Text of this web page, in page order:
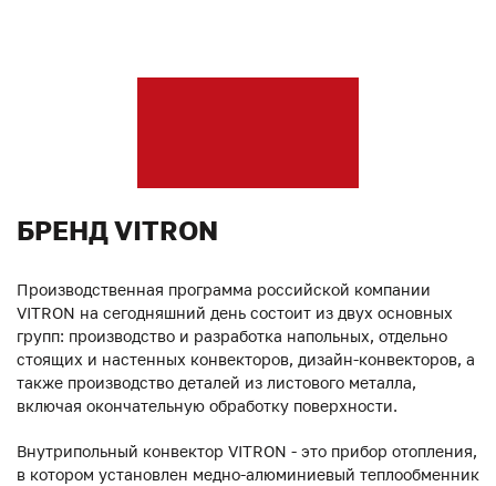
БРЕНД VITRON
Производственная программа российской компании
VITRON на сегодняшний день состоит из двух основных
групп: производство и разработка напольных, отдельно
стоящих и настенных конвекторов, дизайн-конвекторов, а
также производство деталей из листового металла,
включая окончательную обработку поверхности.
Внутрипольный конвектор VITRON - это прибор отопления,
в котором установлен медно-алюминиевый теплообменник